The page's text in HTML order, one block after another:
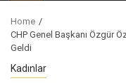
Home
CHP Genel Başkanı Özgür
Geldi
Kadınlar